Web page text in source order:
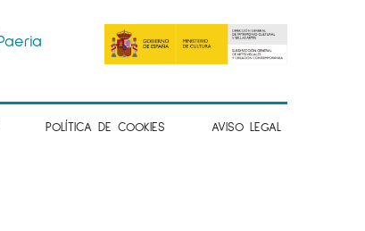
POLÍTICA DE COOKIES AVISO LEGAL